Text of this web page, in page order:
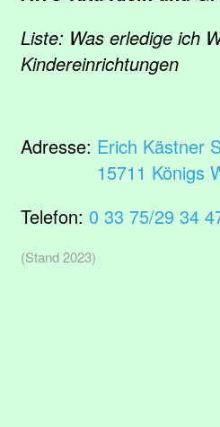
Liste: Was erledige ich
Kindereinrichtungen
Adresse: Erich Kästner
15711 Königs
Telefon: 0 33 75/29 34
(Stand 2023)